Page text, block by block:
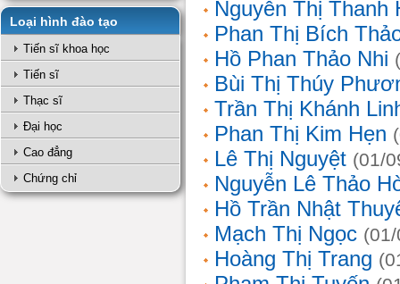
Loại hình đào tạo
Tiến sĩ khoa học
Tiến sĩ
Thạc sĩ
Đại học
Cao đẳng
Chứng chỉ
Nguyễn Thị Thanh
Phan Thị Bích
Hồ Phan Thảo Nhi
Bùi Thị Thúy
Trần Thị Khánh
Phan Thị Kim Hẹn
Lê Thị Nguyệt (01/
Nguyễn Lê Thảo
Hồ Trần Nhật
Mạch Thị Ngọc
Hoàng Thị Trang